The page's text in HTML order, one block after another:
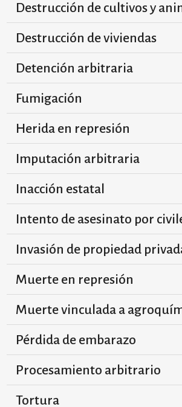
Destrucción de cultivos y
Destrucción de viviendas
Detención arbitraria
Fumigación
Herida en represión
Imputación arbitraria
Inacción estatal
Intento de asesinato por
Invasión de propiedad
Muerte en represión
Muerte vinculada a
Pérdida de embarazo
Procesamiento arbitrario
Tortura